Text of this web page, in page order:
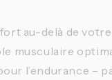
au-delà de
musculaire
l’endurance –